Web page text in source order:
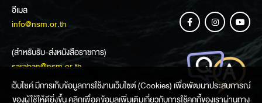
อีเมล
info@nsm.or.th
(สำหรับรับ-ส่งหนังสือราชการ)
saraban@nsm.or.th
เว็บไซค์ มีการเก็บข้อมูลการใช้งานเว็บไซต์ (Cookies) เพื่อพัฒนาประสบการณ์
ของผู้ใช้ให้ดียิ่งขึ้น คลิกเพื่อดูข้อมูลเพิ่มเติมเกี่ยวกับการใช้คุกกี้ของเราผ่านทาง